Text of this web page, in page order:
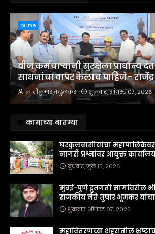
pune
वीज कर्मचाऱ्यांनी सुरक्षेला प्राधान्य
साधनांचा वापर केलाच पाहिजे -
क्रांतीकुमार कडुलकर शुक्रवार, ऑगस्ट ०७, २०२६
कामाच्या बातम्या
घरकुलवासीयांचा
नागरी प्रश्नांवर आयुक्त
बुधवार, जुलै १५, २०२६
मुंबई-पुणे द्रुतगती मार्गावरील
राजकीय नेते तुषार भूमकर
शुक्रवार, ऑगस्ट ०७, २०२६
महावितरणच्या शहरातील